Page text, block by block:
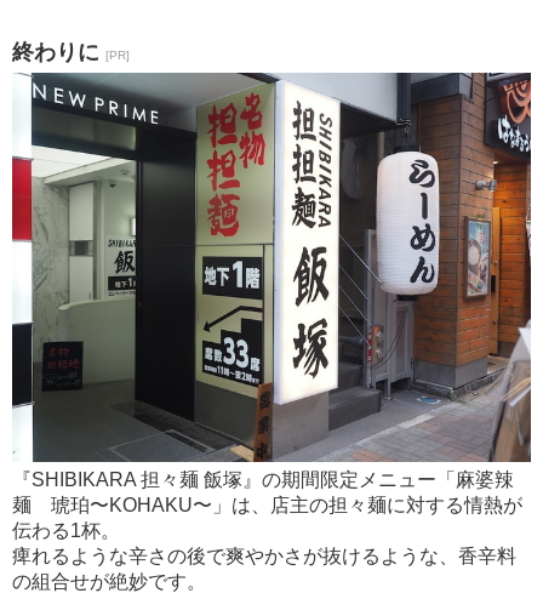
終わりに [PR]
『SHIBIKARA 担々麺 飯塚』の期間限定メニュー「麻婆辣
麺 琥珀〜KOHAKU〜」は、店主の担々麺に対する情熱が
伝わる1杯。
痺れるような辛さの後で爽やかさが抜けるような、香辛料
の組合せが絶妙です。